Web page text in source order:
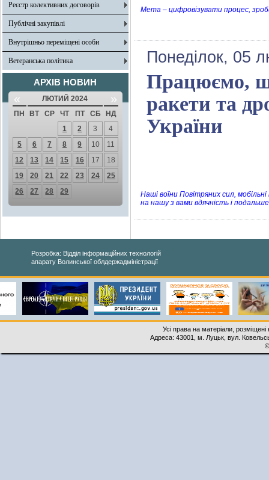
Реєстр колективних договорів
Публічні закупівлі
Внутрішньо переміщені особи
Ветеранська політика
АРХІВ НОВИН
« ЛЮТИЙ 2024 »
ПН ВТ СР ЧТ ПТ СБ
НД
1
2 3
4
5
6 7 8 9 10
11
12
13 14 15 16 17
18
19
20 21 22 23 24
25
26
27 28 29
Мета – цифровізувати процес,
Понеділок, 05
Працюємо,
ракети та
України
Наші воїни Повітряних сил,
на нашу з вами вдячність і
Розробка: Відділ інформаційних технологій
апарату Волинської облдержадміністрації
Усі права на матеріали,
Адреса: 43001, м. Луцьк, вул.